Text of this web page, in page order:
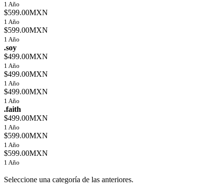
1 Año
$599.00MXN
1 Año
$599.00MXN
1 Año
.soy
$499.00MXN
1 Año
$499.00MXN
1 Año
$499.00MXN
1 Año
.faith
$499.00MXN
1 Año
$599.00MXN
1 Año
$599.00MXN
1 Año
Seleccione una categoría de las anteriores.